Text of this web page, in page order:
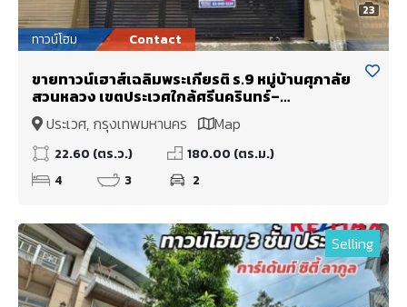
23
ทาวน์โฮม Contact
ขายทาวน์เฮาส์เฉลิมพระเกียรติ ร.9 หมู่บ้านศุภาลัย
สวนหลวง เขตประเวศใกล้ศรีนครินทร์–
เฉลิมพระเกียรติ ร.9 ประเวศ อ่อนนุช หมู่บ้านติด
โรงเรียนCharter International School
ประเวศ, กรุงเทพมหานคร Map
22.60 (ตร.ว.)
180.00 (ตร.ม.)
4
3 2
Selling